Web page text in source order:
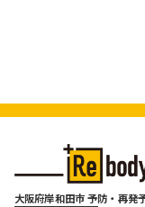
大阪府岸和田市 予防・再